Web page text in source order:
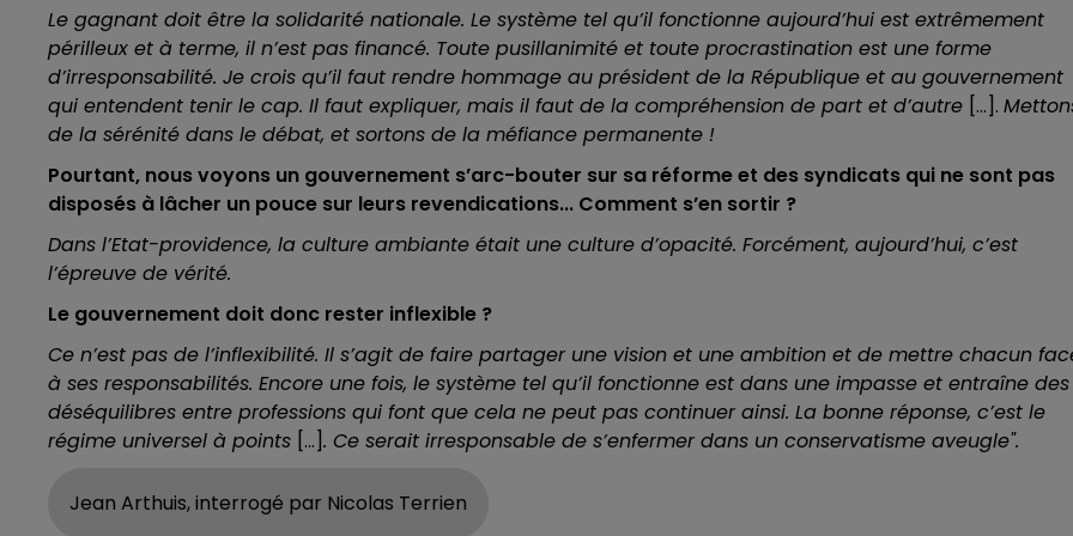
Le gagnant doit être la solidarité nationale. Le système tel qu’il fonctionne aujourd’hui est extrêmement
périlleux et à terme, il n’est pas financé. Toute pusillanimité et toute procrastination est une forme
d’irresponsabilité. Je crois qu’il faut rendre hommage au président de la République et au gouvernement
qui entendent tenir le cap. Il faut expliquer, mais il faut de la compréhension de part et d’autre [...].
de la sérénité dans le débat, et sortons de la méfiance permanente !
Pourtant, nous voyons un gouvernement s’arc-bouter sur sa réforme et des syndicats qui ne sont pas
disposés à lâcher un pouce sur leurs revendications... Comment s’en sortir ?
Dans l’Etat-providence, la culture ambiante était une culture d’opacité. Forcément, aujourd’hui, c’est
l’épreuve de vérité.
Le gouvernement doit donc rester inflexible ?
Ce n’est pas de l’inflexibilité. Il s’agit de faire partager une vision et une ambition et de mettre chacun
à ses responsabilités. Encore une fois, le système tel qu’il fonctionne est dans une impasse et entraîne des
déséquilibres entre professions qui font que cela ne peut pas continuer ainsi. La bonne réponse, c’est le
régime universel à points [...]. Ce serait irresponsable de s’enfermer dans un conservatisme aveugle".
Jean Arthuis, interrogé par Nicolas Terrien